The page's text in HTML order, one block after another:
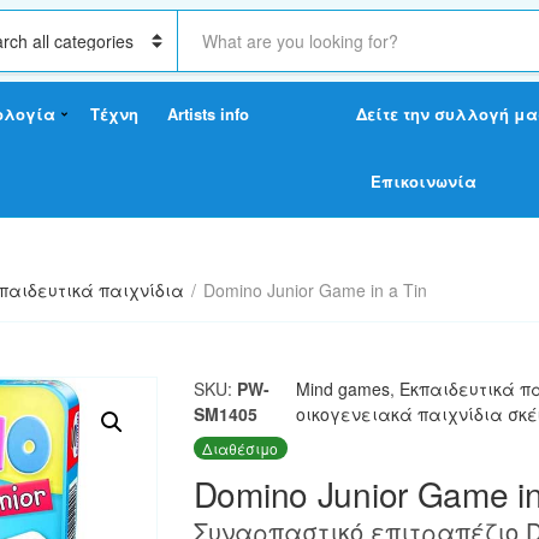
S
a
c
x
Τέχνη Artists info Δείτε την συλλογή
Επικοινωνία
παιχνίδια / Domino Junior Game in a Tin
SKU: PW-
SM1405
Mind games, Εκπαιδευτικά
οικογενειακά παιχνίδια
Διαθέσιμο
Domino Junior Game
Συναρπαστικό επιτραπέζιο